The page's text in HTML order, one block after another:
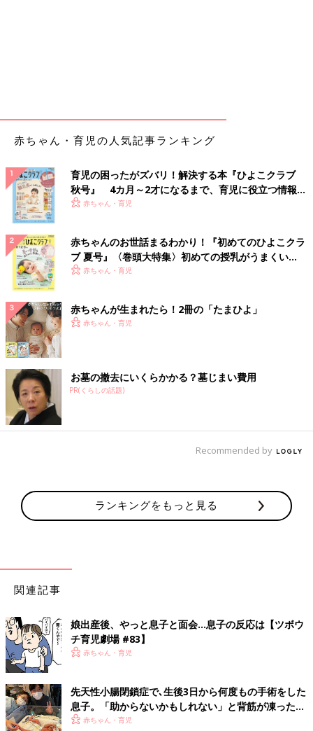
しかし、いざ寝室へ行ってみるとまったく眠たい様子は無く、ゴ
声を上げはしゃぎ出したり、私の髪を引っこ抜こうとしたり…。
とにかく息子は寝室で遊ぶのが好きな様子で、眠くないのにもか
かわらず、寝室へ行きたがるようになりました。
嘘ならば最初から寝室へ行かなければいいのですが、息子の眠い
という訴えには鬼気迫るものがあり、とても嘘をついているとは
思えないのです。
持ちもあります。
しかし、あまりにも眠そうに訴えてくるため、「さすがに今回は
本当なんじゃ…」という気持ちが生じ、まんまと騙されてしまう
のです。
まさに狼少年。
このままでは息子にしてやられてばかり…そう思っていたある
日、息子の嘘を見抜く方法をようやく見つけました。
本当に眠いとき、息子の手足は温かくなるのですが、嘘のときは
この方法を知ってからは、騙されることはなくなりました。
れて行きました。
すると、寝室へ着いた瞬間、思い切り私の髪を引っ張る息子。
息子は全然眠くなかったのです。
しかし泣くことで体に力が入ったのか、一時的に手足が温かくな
り、不運にも私は騙されるという結果になったのでした。
偶然とはいえ、こちらが知恵を付けたと思えば息子が適応してく
るというイタチごっこ…。
赤ちゃん・育児の人気記事ランキング
育児の困ったがズバリ！解決する本『ひよこクラブ
秋号』 4カ月～2才になるまで、育児に役立つ情報が
いっぱい！
赤ちゃん・育児
赤ちゃんのお世話まるわかり！『初めてのひよこクラ
ブ 夏号』〈巻頭大特集〉初めての授乳がうまくい
く！ おっぱい・ミルクの基本と夏のトラブル 解決テ
赤ちゃん・育児
赤ちゃんが生まれたら！2冊の「たまひよ」
赤ちゃん・育児
お墓の撤去にいくらかかる？墓じまい費用
PR(くらしの話題)
Recommended by
ランキングをもっと見る
関連記事
娘出産後、やっと息子と面会…息子の反応は【ツボウ
チ育児劇場 #83】
赤ちゃん・育児
先天性小腸閉鎖症で､生後3日から何度もの手術をした
息子。「助からないかもしれない」と背筋が凍ったこ
とも･･･
赤ちゃん・育児